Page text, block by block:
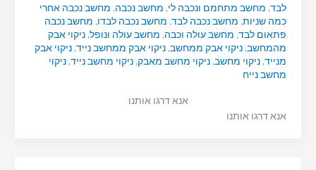
לבד, מחשב מתחמם ונכבה לי, מחשב נכבה, מחשב נכבה אחרי
כמה שניות, מחשב נכבה לבד, מחשב נכבה לבדו, מחשב נכבה
פתאום לבד, מחשב עולה וכבה, מחשב עולה ונופל, ניקוי אבק
מהמחשב, ניקוי אבק ממחשב, ניקוי אבק ממחשב נייד, ניקוי אבק
מנייד, ניקוי מחשב, ניקוי מחשב מאבק, ניקוי מחשב נייד, ניקוי
מחשב נייח
אנא דרגו אותנו
אנא דרגו אותנו